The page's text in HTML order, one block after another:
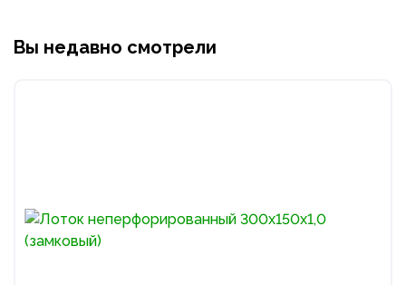
Вы недавно смотрели